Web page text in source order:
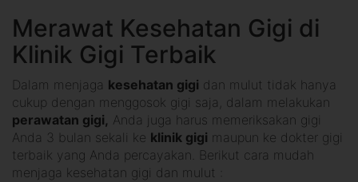
Merawat Kesehatan Gigi di
Klinik Gigi Terbaik
Dalam menjaga kesehatan gigi dan mulut tidak hanya
cukup dengan menggosok gigi saja, dalam melakukan
perawatan gigi, Anda juga harus memeriksakan gigi
Anda 3 bulan sekali ke klinik gigi maupun ke dokter gigi
terbaik yang Anda percayakan. Berikut cara mudah
menjaga kesehatan gigi dan mulut :